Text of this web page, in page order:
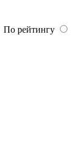
По рейтингу